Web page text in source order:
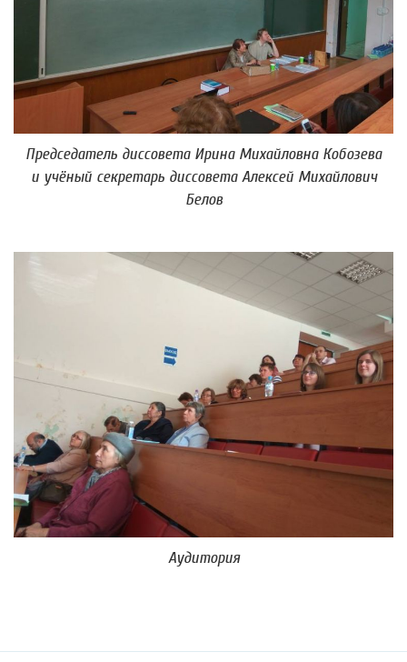
Председатель диссовета Ирина Михайловна Кобозева
и учёный секретарь диссовета Алексей Михайлович
Белов
Аудитория